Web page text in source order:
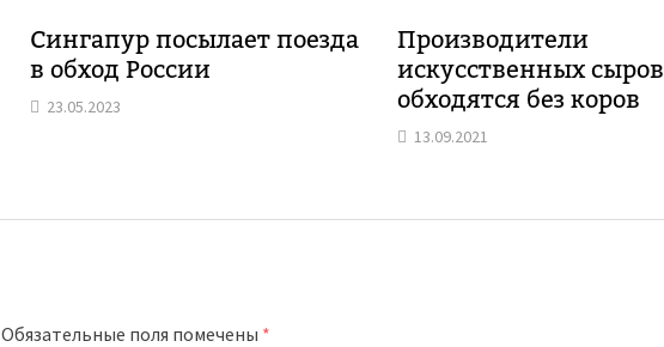
Сингапур посылает поезда
в обход России
23.05.2023
Производители
искусственных сыров
обходятся без коров
13.09.2021
Обязательные поля помечены *